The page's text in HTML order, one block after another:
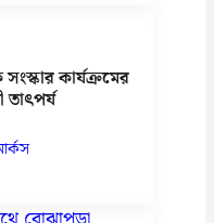
কার্যক্রমের
তাৎপর্য